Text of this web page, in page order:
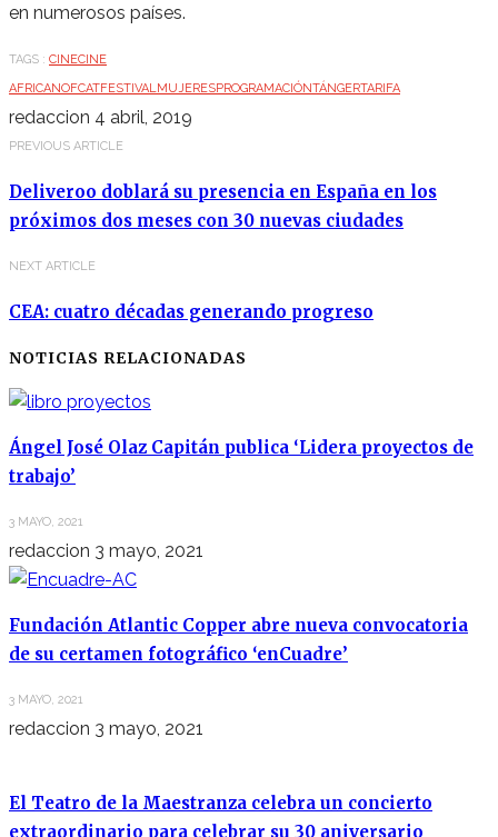
en numerosos países.
TAGS : CINECINE
AFRICANOFCATFESTIVAL MUJERESPROGRAMACIÓNTÁNGERTARIFA
redaccion 4 abril, 2019
PREVIOUS ARTICLE
Deliveroo doblará su presencia en España en los
próximos dos meses con 30 nuevas ciudades
NEXT ARTICLE
CEA: cuatro décadas generando progreso
NOTICIAS RELACIONADAS
Ángel José Olaz Capitán publica ‘Lidera proyectos de
trabajo’
3 MAYO, 2021
redaccion 3 mayo, 2021
Fundación Atlantic Copper abre nueva convocatoria
de su certamen fotográfico ‘enCuadre’
3 MAYO, 2021
redaccion 3 mayo, 2021
El Teatro de la Maestranza celebra un concierto
extraordinario para celebrar su 30 aniversario